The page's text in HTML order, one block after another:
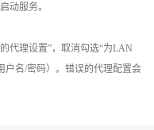
动服务。
代理设置”，取消勾选“为LAN
户名/密码）。错误的代理配置会